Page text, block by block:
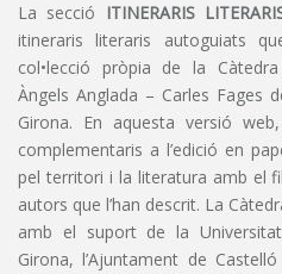
La secció ITINERARIS
itineraris literaris autoguiats
col•lecció pròpia de la
Àngels Anglada – Carles Fages
Girona. En aquesta versió
complementaris a l’edició en
pel territori i la literatura amb el
autors que l’han descrit. La
amb el suport de la
Girona, l’Ajuntament de